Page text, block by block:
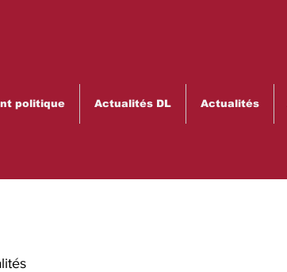
politique Actualités DL Actualités